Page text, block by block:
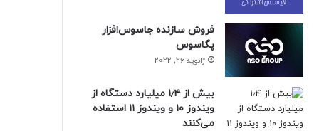
فروش سازنده جاسوس‌افزار
پگاسوس
ژانویه 26, 2022
بیش از ۱٫۴ میلیارد دستگاه از
ویندوز ۱۰ و ویندوز ۱۱ استفاده
می‌کنند